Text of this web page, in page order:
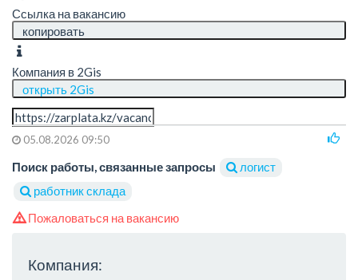
Ссылка на вакансию
копировать
Компания в 2Gis
открыть 2Gis
05.08.2026 09:50
Поиск работы, связанные запросы
логист
работник склада
Пожаловаться на вакансию
Компания: